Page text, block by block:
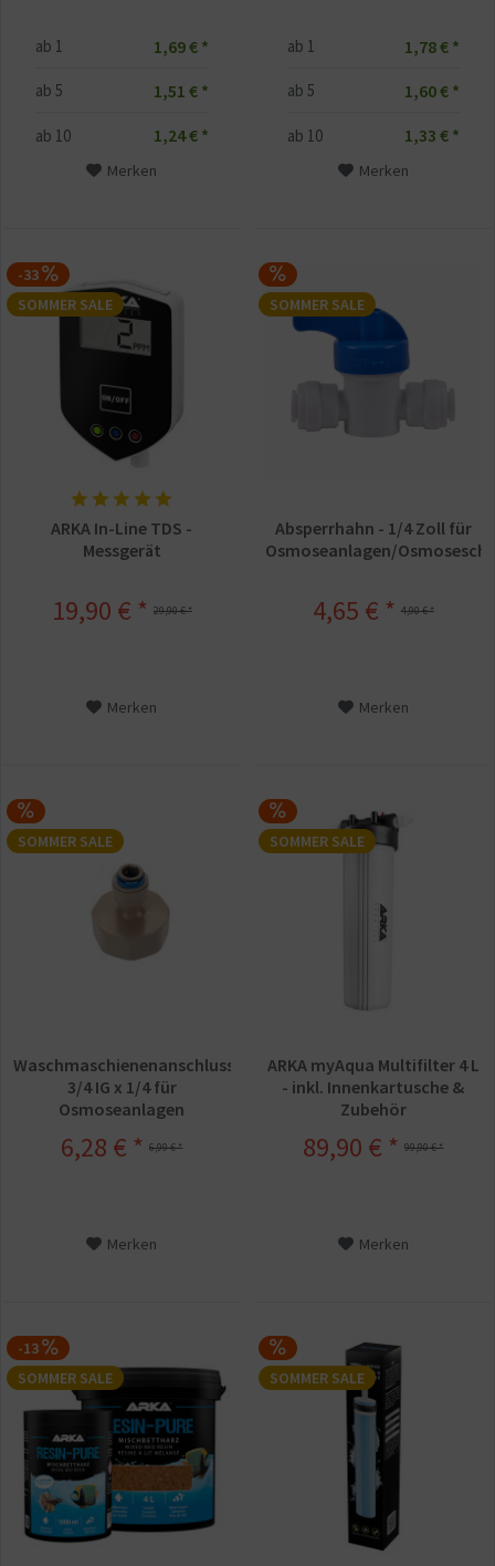
ab 1 1,69 € *
ab 5 1,51 € *
ab 10 1,24 € *
Merken
ab 1 1,78 € *
ab 5 1,60 € *
ab 10 1,33 € *
Merken
-33
SOMMER SALE
ARKA In-Line TDS -
Messgerät
29,90 € *
19,90 € *
Merken
SOMMER SALE
Absperrhahn - 1/4 Zoll für
Osmoseanlagen/
4,90 € *
4,65 € *
Merken
SOMMER SALE
Waschmaschienenanschluss
3/4 IG x 1/4 für
Osmoseanlagen
6,99 € *
6,28 € *
Merken
SOMMER SALE
ARKA myAqua Multifilter 4 L
- inkl. Innenkartusche &
Zubehör
99,90 € *
89,90 € *
Merken
-13
SOMMER SALE
SOMMER SALE